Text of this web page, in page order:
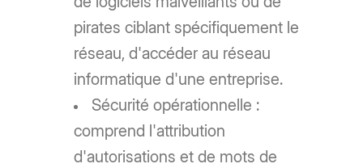
pirates ciblant spécifiquement le
réseau, d'accéder au réseau
informatique d'une entreprise.
Sécurité opérationnelle :
comprend l'attribution
d'autorisations et de mots de